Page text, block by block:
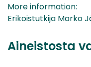
More information:
Erikoistutkija Marko
Aineistosta